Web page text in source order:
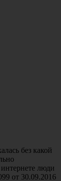
без какой
люди
от 30.09.2016